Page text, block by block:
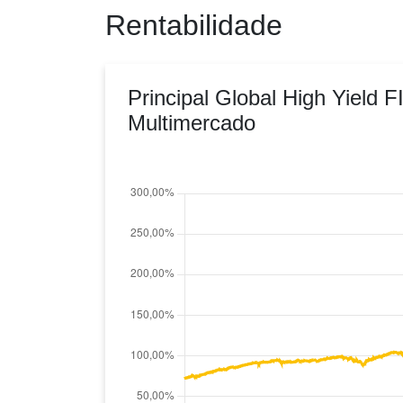
Rentabilidade
Principal Global High Yield
Multimercado